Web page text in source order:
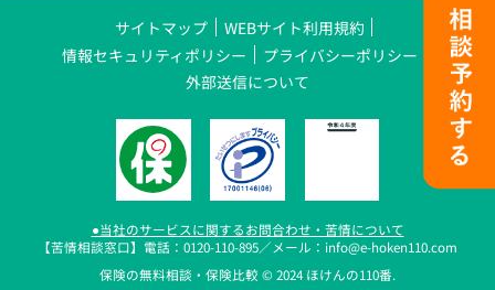
サイトマップ
WEBサイト利用規約
情報セキュリティポリシー
プライバシーポリシー
外部送信について
●当社のサービスに関するお問合わせ・苦情について
【苦情相談窓口】電話：0120-110-895／メール：info@e-hoken110.com
保険の無料相談・保険比較 © 2024 ほけんの110番.